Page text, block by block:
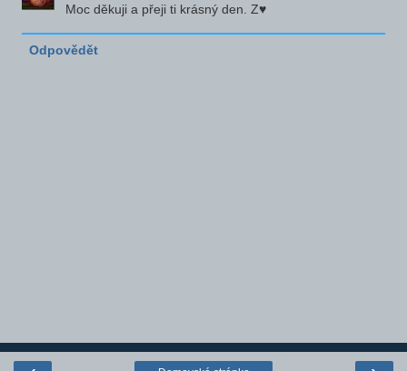
Moc děkuji a přeji ti krásný den. Z♥
Odpovědět